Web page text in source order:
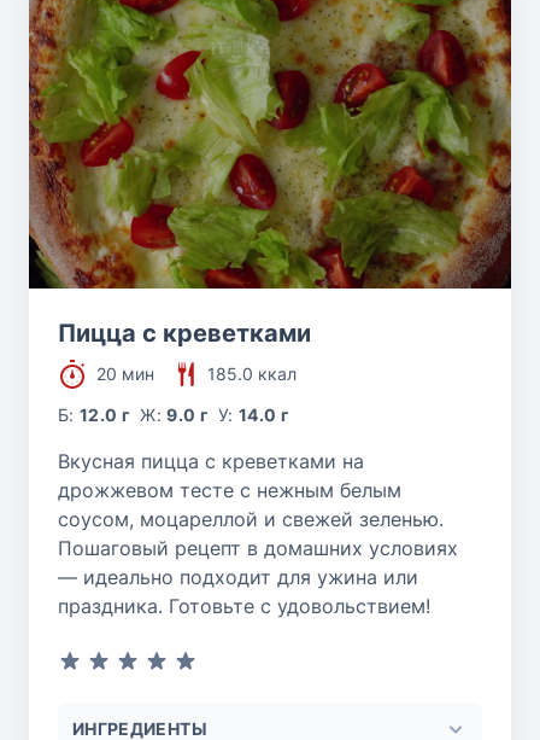
Пицца с креветками
20 мин
185.0 ккал
Б:12.0 г Ж:9.0 г У:14.0 г
Вкусная пицца с креветками на
дрожжевом тесте с нежным белым
соусом, моцареллой и свежей зеленью.
Пошаговый рецепт в домашних условиях
— идеально подходит для ужина или
праздника. Готовьте с удовольствием!
ИНГРЕДИЕНТЫ